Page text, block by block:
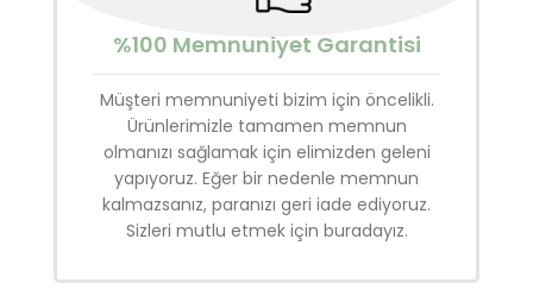
%100 Memnuniyet Garantisi
Müşteri memnuniyeti bizim için öncelikli.
Ürünlerimizle tamamen memnun
olmanızı sağlamak için elimizden geleni
yapıyoruz. Eğer bir nedenle memnun
kalmazsanız, paranızı geri iade ediyoruz.
Sizleri mutlu etmek için buradayız.